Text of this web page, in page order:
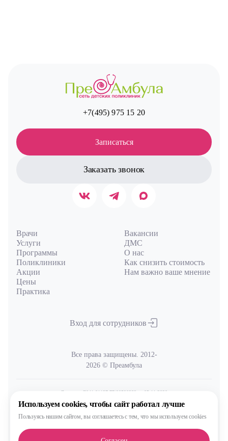
+7(495) 975 15 20
Записаться
Заказать звонок
Врачи
Услуги
Программы
Поликлиники
Акции
Цены
Практика
Вакансии
ДМС
О нас
Как снизить стоимость
Нам важно ваше мнение
Вход для сотрудников
Все права защищены. 2012-
2026 © Преамбула
Лицензия Л041-01137-77/00590289 от 05.11.2020
выдана Министерством здравоохранения Московской области
Используем cookies, чтобы сайт работал лучше
Пользуясь нашим сайтом,вы соглашаетесь с тем, что мы используем cookies